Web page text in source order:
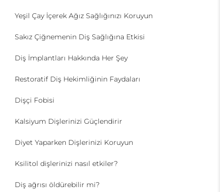
Yeşil Çay İçerek Ağız Sağlığınızı Koruyun
Sakız Çiğnemenin Diş Sağlığına Etkisi
Diş İmplantları Hakkında Her Şey
Restoratif Diş Hekimliğinin Faydaları
Dişçi Fobisi
Kalsiyum Dişlerinizi Güçlendirir
Diyet Yaparken Dişlerinizi Koruyun
Ksilitol dişlerinizi nasıl etkiler?
Diş ağrısı öldürebilir mi?